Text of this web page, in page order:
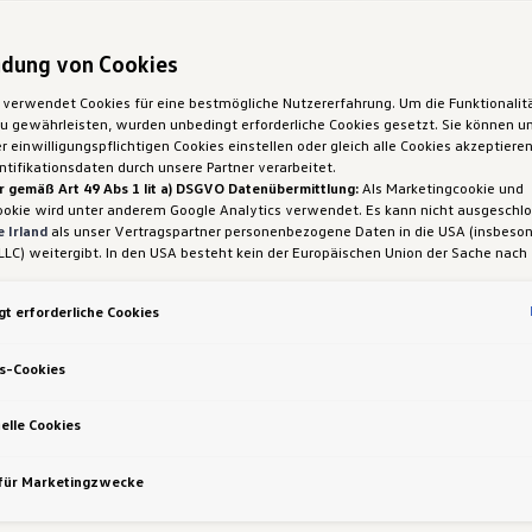
von Cookies
verwendet Cookies für eine bestmögliche Nutzererfahrung. Um die
gewährleisten, wurden unbedingt erforderliche Cookies gesetzt. Sie können
einwilligungspflichtigen Cookies einstellen oder gleich alle Cookies
durch unsere Partner verarbeitet.
gemäß Art 49 Abs 1 lit a) DSGVO Datenübermittlung:Als Marketingcookie und
wird unter anderem Google Analytics verwendet. Es kann nicht
Irland als unser Vertragspartner personenbezogene Daten in die USA
weitergibt. In den USA besteht kein der Europäischen Union der Sache nach
durchsetzen können, in den USA keine Datenschutzgrundsätze bestehen,
können, wobei Eingriffe in Ihre persönlichen Rechte und Freiheiten nicht
beschränkt sind.
der Übermittlung der in den entsprechenden Cookies enthaltenen
zu den Cookies, die für Zwecke von Google Analytics gesetzt werden,
frei, Ihre Einwilligung jederzeit zu geben, zu verweigern oder zurückzuziehen.
erforderliche Cookies
Cookies
Cookies
Marketingzwecke